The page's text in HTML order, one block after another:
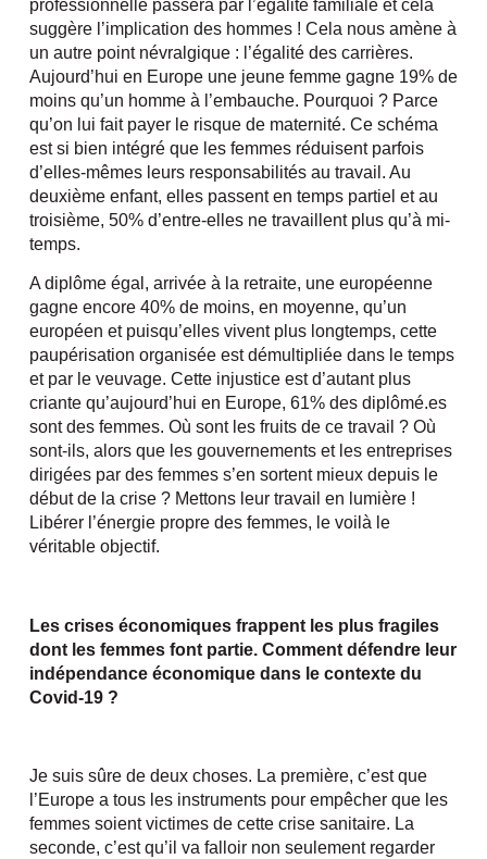
professionnelle passera par l’égalité familiale et cela
suggère l’implication des hommes ! Cela nous amène à
un autre point névralgique : l’égalité des carrières.
Aujourd’hui en Europe une jeune femme gagne 19% de
moins qu’un homme à l’embauche. Pourquoi ? Parce
qu’on lui fait payer le risque de maternité. Ce schéma
est si bien intégré que les femmes réduisent parfois
d’elles-mêmes leurs responsabilités au travail. Au
deuxième enfant, elles passent en temps partiel et au
troisième, 50% d’entre-elles ne travaillent plus qu’à mi-
temps.
A diplôme égal, arrivée à la retraite, une européenne
gagne encore 40% de moins, en moyenne, qu’un
européen et puisqu’elles vivent plus longtemps, cette
paupérisation organisée est démultipliée dans le temps
et par le veuvage. Cette injustice est d’autant plus
criante qu’aujourd’hui en Europe, 61% des diplômé.es
sont des femmes. Où sont les fruits de ce travail ? Où
sont-ils, alors que les gouvernements et les entreprises
dirigées par des femmes s’en sortent mieux depuis le
début de la crise ? Mettons leur travail en lumière !
Libérer l’énergie propre des femmes, le voilà le
véritable objectif.
Les crises économiques frappent les plus fragiles
dont les femmes font partie. Comment défendre leur
indépendance économique dans le contexte du
Covid-19 ?
Je suis sûre de deux choses. La première, c’est que
l’Europe a tous les instruments pour empêcher que les
femmes soient victimes de cette crise sanitaire. La
seconde, c’est qu’il va falloir non seulement regarder